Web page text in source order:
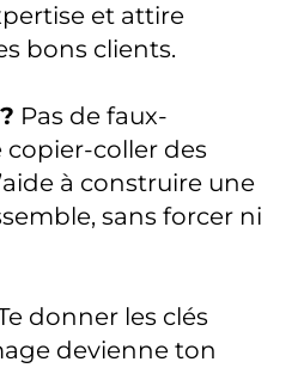
et attire
bons clients.
Pas de faux-
coller des
à construire une
sans forcer ni
donner les clés
devienne ton